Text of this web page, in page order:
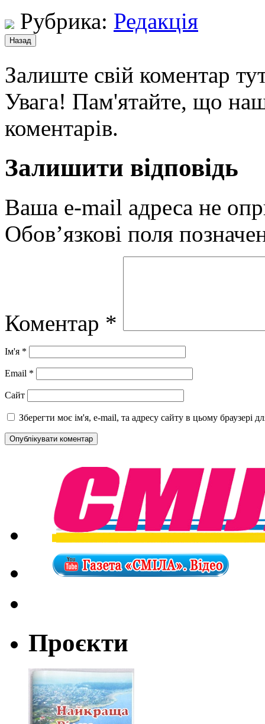
Рубрика: Редакція
Залиште свій коментар
Увага! Пам'ятайте, що
коментарів.
Залишити відповідь
Ваша e-mail адреса не
Обов’язкові поля
Коментар *
Ім'я *
Email *
Сайт
Зберегти моє ім'я, e-mail, та адресу сайту в цьому браузері
Проєкти